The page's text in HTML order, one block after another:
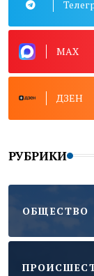
MAX
ДЗЕН
РУБРИКИ
ОБЩЕСТВО